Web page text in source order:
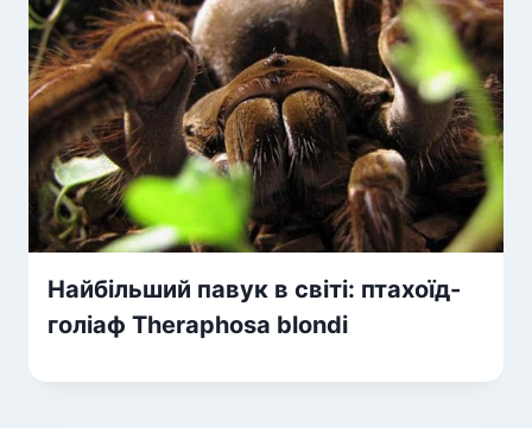
Найбільший павук в світі: птахоїд-
голіаф Theraphosa blondi